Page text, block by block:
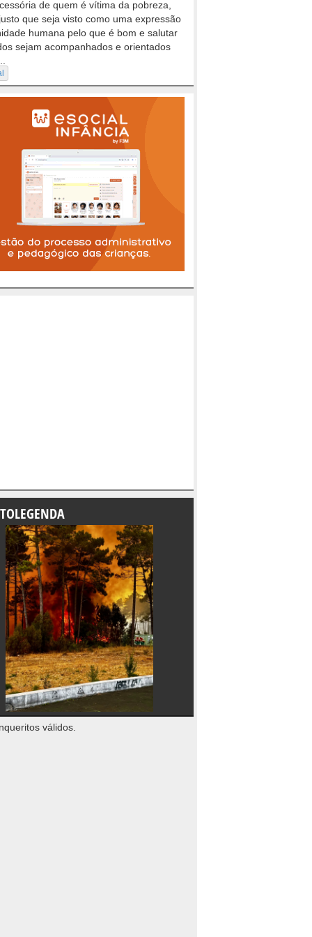
de quem é vítima da pobreza,
que seja visto como uma expressão
humana pelo que é bom e salutar
sejam acompanhados e orientados
válidos.